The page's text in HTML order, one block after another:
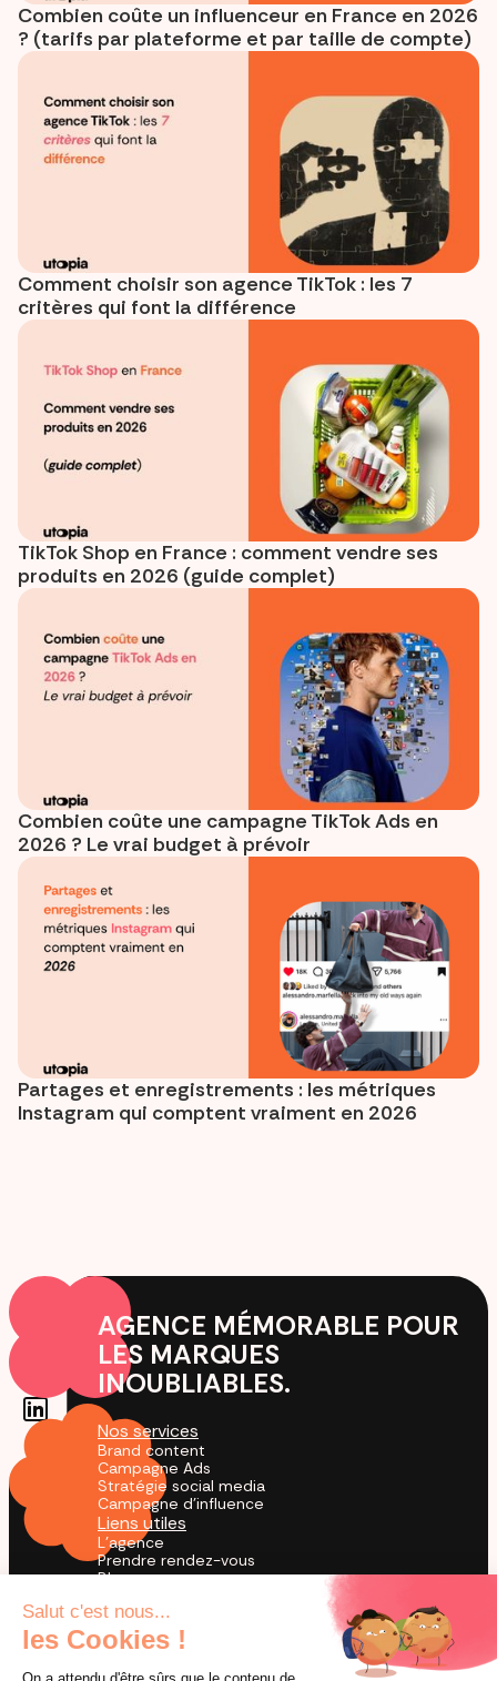
Combien coûte un influenceur en France en 2026
? (tarifs par plateforme et par taille de compte)
Comment choisir son agence TikTok : les 7
critères qui font la différence
TikTok Shop en France : comment vendre ses
produits en 2026 (guide complet)
Combien coûte une campagne TikTok Ads en
2026 ? Le vrai budget à prévoir
Partages et enregistrements : les métriques
Instagram qui comptent vraiment en 2026
AGENCE MÉMORABLE POUR
LES MARQUES
INOUBLIABLES.
Nos services
Brand content
Campagne Ads
Stratégie social media
Campagne d'influence
Liens utiles
L'agence
Prendre rendez-vous
Blog
Agence TikTok